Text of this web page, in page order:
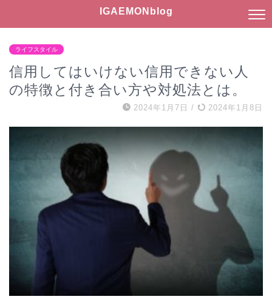
IGAEMONblog
ライフスタイル
信用してはいけない信用できない人
の特徴と付き合い方や対処法とは。
2024年1月7日 / 2024年1月8日